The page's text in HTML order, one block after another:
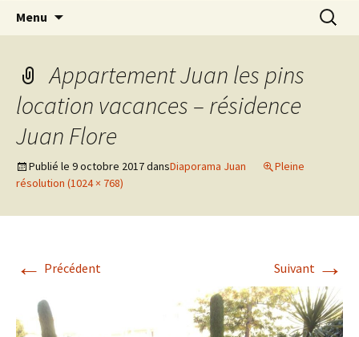
Menu
Appartement Juan les pins
location vacances – résidence
Juan Flore
Publié le 9 octobre 2017dansDiaporama Juan
Pleine
résolution (1024 × 768)
← Précédent Suivant →